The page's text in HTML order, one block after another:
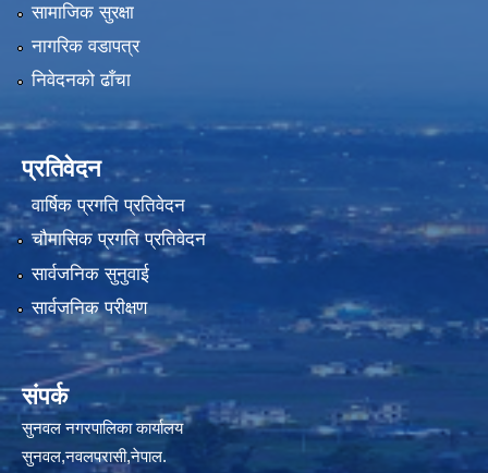
सामाजिक सुरक्षा
नागरिक वडापत्र
निवेदनको ढाँचा
प्रतिवेदन
वार्षिक प्रगति प्रतिवेदन
चौमासिक प्रगति प्रतिवेदन
सार्वजनिक सुनुवाई
सार्वजनिक परीक्षण
संपर्क
सुनवल नगरपालिका कार्यालय
सुनवल,नवलपरासी,नेपाल.